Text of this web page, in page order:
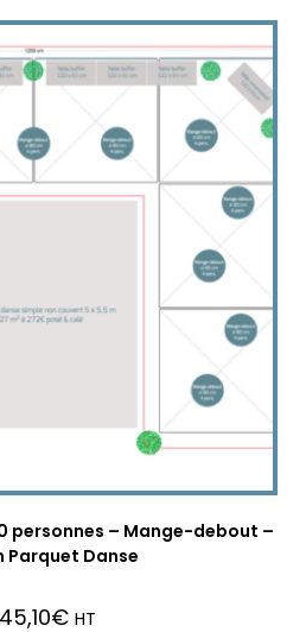
personnes – Mange-debout –
Parquet Danse
€ HT